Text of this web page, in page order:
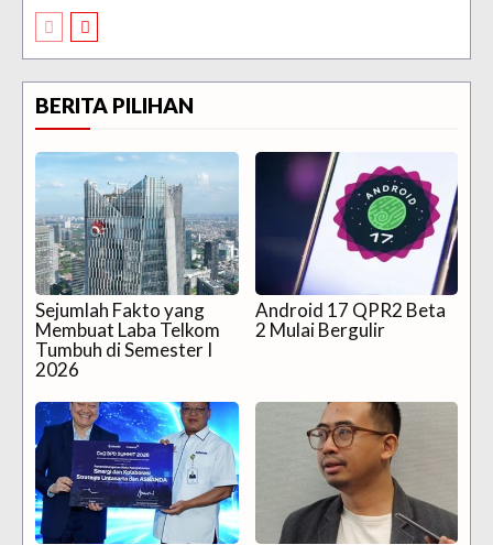
BERITA PILIHAN
Sejumlah Fakto yang
Membuat Laba Telkom
Tumbuh di Semester I
2026
Android 17 QPR2 Beta
2 Mulai Bergulir